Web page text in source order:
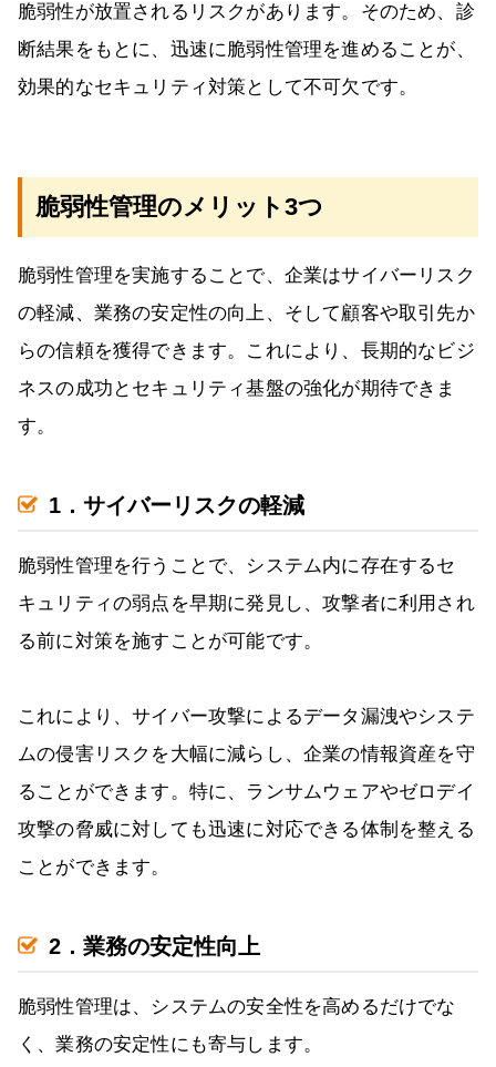
脆弱性が放置されるリスクがあります。そのため、診
断結果をもとに、迅速に脆弱性管理を進めることが、
効果的なセキュリティ対策として不可欠です。
脆弱性管理のメリット3つ
脆弱性管理を実施することで、企業はサイバーリスク
の軽減、業務の安定性の向上、そして顧客や取引先か
らの信頼を獲得できます。これにより、長期的なビジ
ネスの成功とセキュリティ基盤の強化が期待できま
す。
1．サイバーリスクの軽減
脆弱性管理を行うことで、システム内に存在するセ
キュリティの弱点を早期に発見し、攻撃者に利用され
る前に対策を施すことが可能です。
これにより、サイバー攻撃によるデータ漏洩やシステ
ムの侵害リスクを大幅に減らし、企業の情報資産を守
ることができます。特に、ランサムウェアやゼロデイ
攻撃の脅威に対しても迅速に対応できる体制を整える
ことができます。
2．業務の安定性向上
脆弱性管理は、システムの安全性を高めるだけでな
く、業務の安定性にも寄与します。